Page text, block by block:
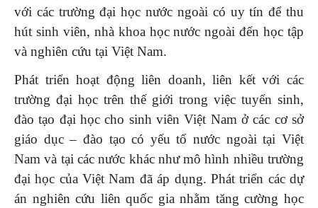
với các trường đại học nước ngoài có uy tín để thu
hút sinh viên, nhà khoa học nước ngoài đến học tập
và nghiên cứu tại Việt Nam.
Phát triển hoạt động liên doanh, liên kết với các
trường đại học trên thế giới trong việc tuyển sinh,
đào tạo đại học cho sinh viên Việt Nam ở các cơ sở
giáo dục – đào tạo có yếu tố nước ngoài tại Việt
Nam và tại các nước khác như mô hình nhiều trường
đại học của Việt Nam đã áp dụng. Phát triển các dự
án nghiên cứu liên quốc gia nhằm tăng cường học